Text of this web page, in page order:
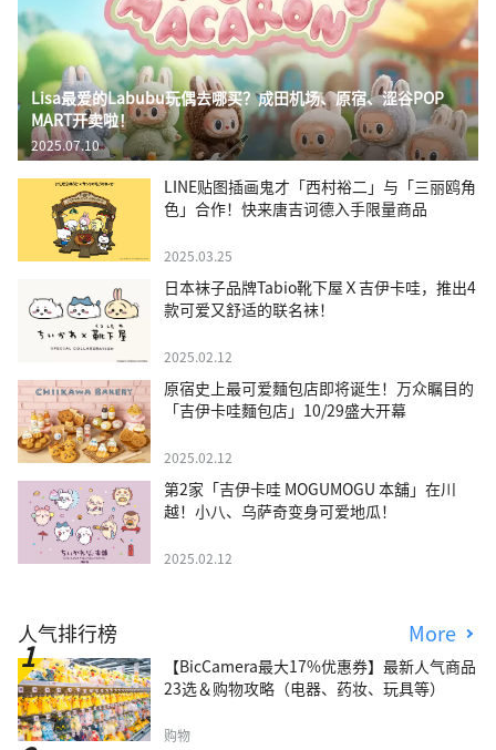
Lisa最爱的Labubu玩偶去哪买？成田机场、原宿、涩谷POP
MART开卖啦！
2025.07.10
LINE贴图插画鬼才「西村裕二」与「三丽鸥角
色」合作！快来唐吉诃德入手限量商品
2025.03.25
日本袜子品牌Tabio靴下屋Ｘ吉伊卡哇，推出4
款可爱又舒适的联名袜！
2025.02.12
原宿史上最可爱麵包店即将诞生！万众瞩目的
「吉伊卡哇麵包店」10/29盛大开幕
2025.02.12
第2家「吉伊卡哇 MOGUMOGU 本舖」在川
越！小八、乌萨奇变身可爱地瓜！
2025.02.12
人气排行榜 More
【BicCamera最大17%优惠券】最新人气商品
23选＆购物攻略（电器、药妆、玩具等）
购物